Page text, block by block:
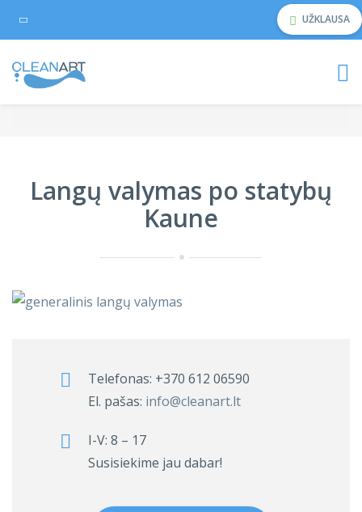
UŽKLAUSA
Langų valymas po statybų
Kaune
Telefonas: +370 612 06590
El. pašas: info@cleanart.lt
I-V: 8 – 17
Susisiekime jau dabar!